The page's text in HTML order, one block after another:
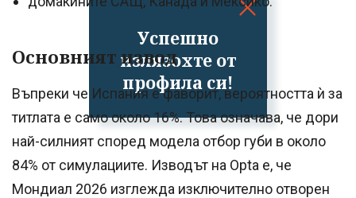
Успешно
излязохте от
профила си!
Основният извод
Въпреки че Испания е фаворит, вероятността ѝ за
титлата е само около 16%. Това означава, че дори
най-силният според модела отбор губи в около
84% от симулациите. Изводът на Opta е, че
Мондиал 2026 изглежда изключително отворен